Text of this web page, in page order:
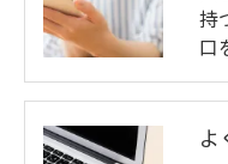
持
口
よ